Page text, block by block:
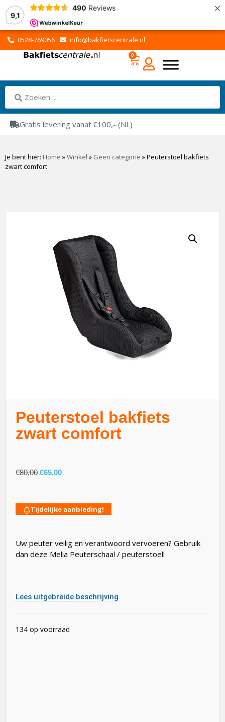
9,1
490 Reviews ×
0528-769056 info@bakfietscentrale.nl
0
Gratis levering vanaf €100,- (NL)
Je bent hier: Home »Winkel » Geen categorie »Peuterstoel bakfiets
zwart comfort
Peuterstoel bakfiets
zwart comfort
€80,00 €65,00
Tijdelijke aanbieding!
Uw peuter veilig en verantwoord vervoeren? Gebruik
dan deze Melia Peuterschaal / peuterstoel!
Lees uitgebreide beschrijving
134 op voorraad